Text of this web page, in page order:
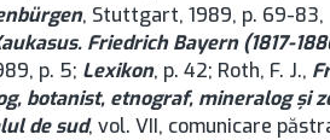
, Stuttgart, 1989, p. 69-83,
Friedrich Bayern (1817-
p. 5; Lexikon, p. 42; Roth, F. J.,
botanist, etnograf, mineralog şi
de sud, vol. VII, comunicare